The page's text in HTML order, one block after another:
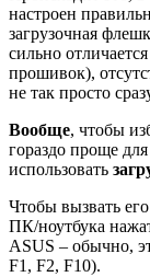
настроен
загрузочная
сильно
прошивок),
не так просто
Вообще, чтобы
гораздо проще
использовать
Чтобы вызвать
ПК/ноутбука
ASUS – обычно,
F1, F2, F10).